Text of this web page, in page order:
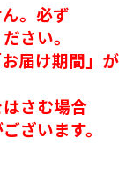
。必ず
さい。
届け期間」が
さむ場合
ざいます。